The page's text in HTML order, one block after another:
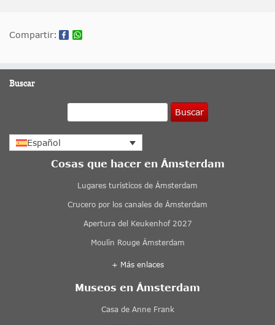
Compartir:
Buscar
Buscar
Español
Cosas que hacer en Ámsterdam
Lugares turisticos de Ámsterdam
Crucero por los canales de Ámsterdam
Apertura del Keukenhof 2027
Moulin Rouge Ámsterdam
+ Más enlaces
Museos en Ámsterdam
Casa de Anne Frank